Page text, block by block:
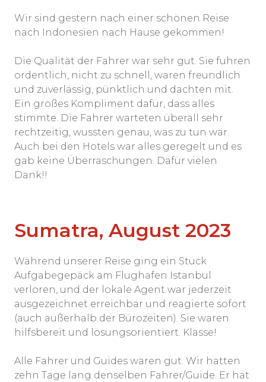
Wir sind gestern nach einer schönen Reise
nach Indonesien nach Hause gekommen!
Die Qualität der Fahrer war sehr gut. Sie fuhren
ordentlich, nicht zu schnell, waren freundlich
und zuverlässig, pünktlich und dachten mit.
Ein großes Kompliment dafür, dass alles
stimmte. Die Fahrer warteten überall sehr
rechtzeitig, wussten genau, was zu tun war.
Auch bei den Hotels war alles geregelt und es
gab keine Überraschungen. Dafür vielen
Dank!!
Sumatra, August 2023
Während unserer Reise ging ein Stück
Aufgabegepäck am Flughafen Istanbul
verloren, und der lokale Agent war jederzeit
ausgezeichnet erreichbar und reagierte sofort
(auch außerhalb der Bürozeiten). Sie waren
hilfsbereit und lösungsorientiert. Klasse!
Alle Fahrer und Guides waren gut. Wir hatten
zehn Tage lang denselben Fahrer/Guide. Er hat